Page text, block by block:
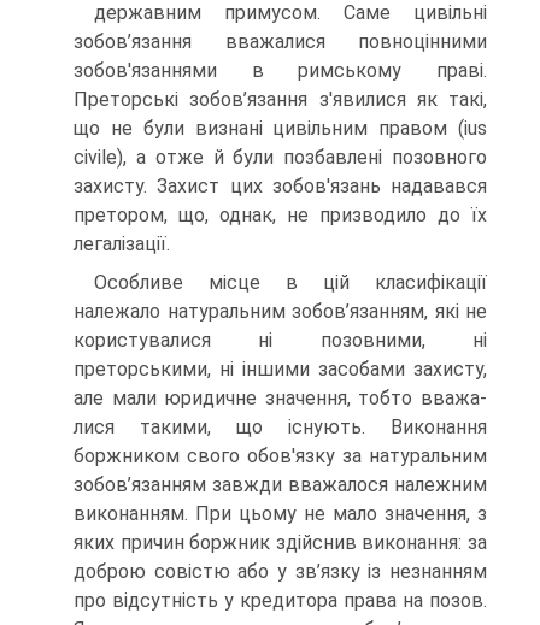
державним примусом. Саме цивільні
зобов’язання вважалися повно­цінними
зобов'язаннями в римському праві.
Преторські зобов’язання з'явилися як такі,
що не були визнані цивільним правом (ius
civile), а отже й були позбавлені позовного
захисту. Захист цих зобов'язань надавався
претором, що, однак, не призводило до їх
легалізації.
Особливе місце в цій класифікації
належало натуральним зобо­в’язанням, які не
користувалися ні позовними, ні
преторськими, ні іншими засобами захисту,
але мали юридичне значення, тобто вважа­
лися такими, що існують. Виконання
боржником свого обов'язку за натуральним
зобов’язанням завжди вважалося належним
виконанням. При цьому не мало значення, з
яких причин боржник здійснив вико­нання: за
доброю совістю або у зв’язку із незнанням
про відсутність у кредитора права на позов.